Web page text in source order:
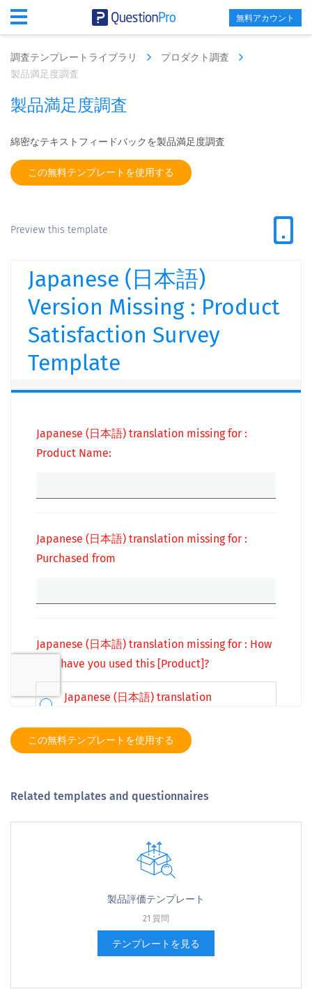
無料アカウント
調査テンプレートライブラリ
プロダクト調査
製品満足度調査
製品満足度調査
綿密なテキストフ​​ィードバックを製品満足度調査
この無料テンプレートを使用する
Preview this template
この無料テンプレートを使用する
Related templates and questionnaires
製品評価テンプレート
21 質問
テンプレートを見る